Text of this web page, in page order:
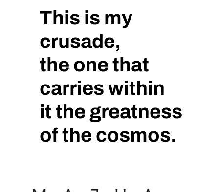
This is my
crusade,
the one that
carries within
it the greatness
of the cosmos.